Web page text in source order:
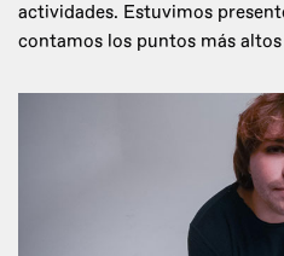
actividades. Estuvimos
contamos los puntos más